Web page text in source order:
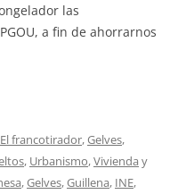
las
a fin de ahorrarnos
El francotirador,Gelves,
, Urbanismo,Vivienda y
,Gelves,Guillena, INE,